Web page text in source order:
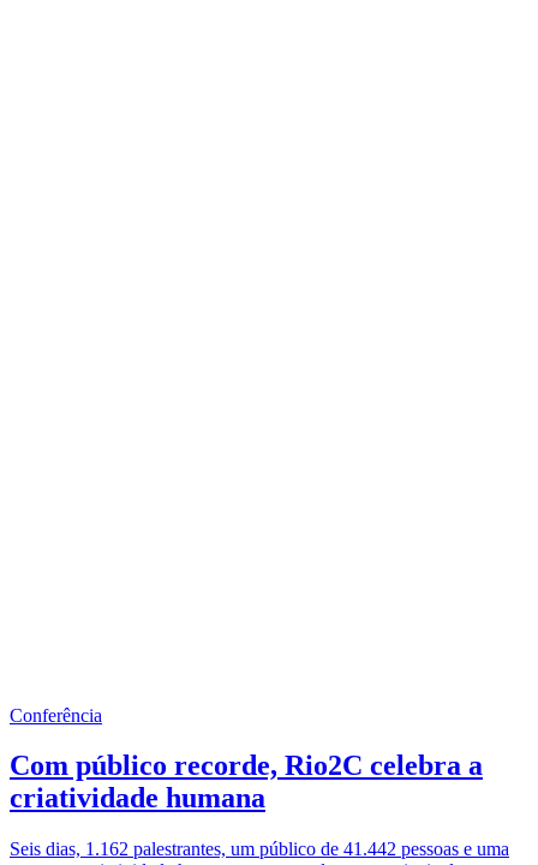
Conferência
Com público recorde, Rio2C celebra a
criatividade humana
Seis dias, 1.162 palestrantes, um público de 41.442 pessoas e uma